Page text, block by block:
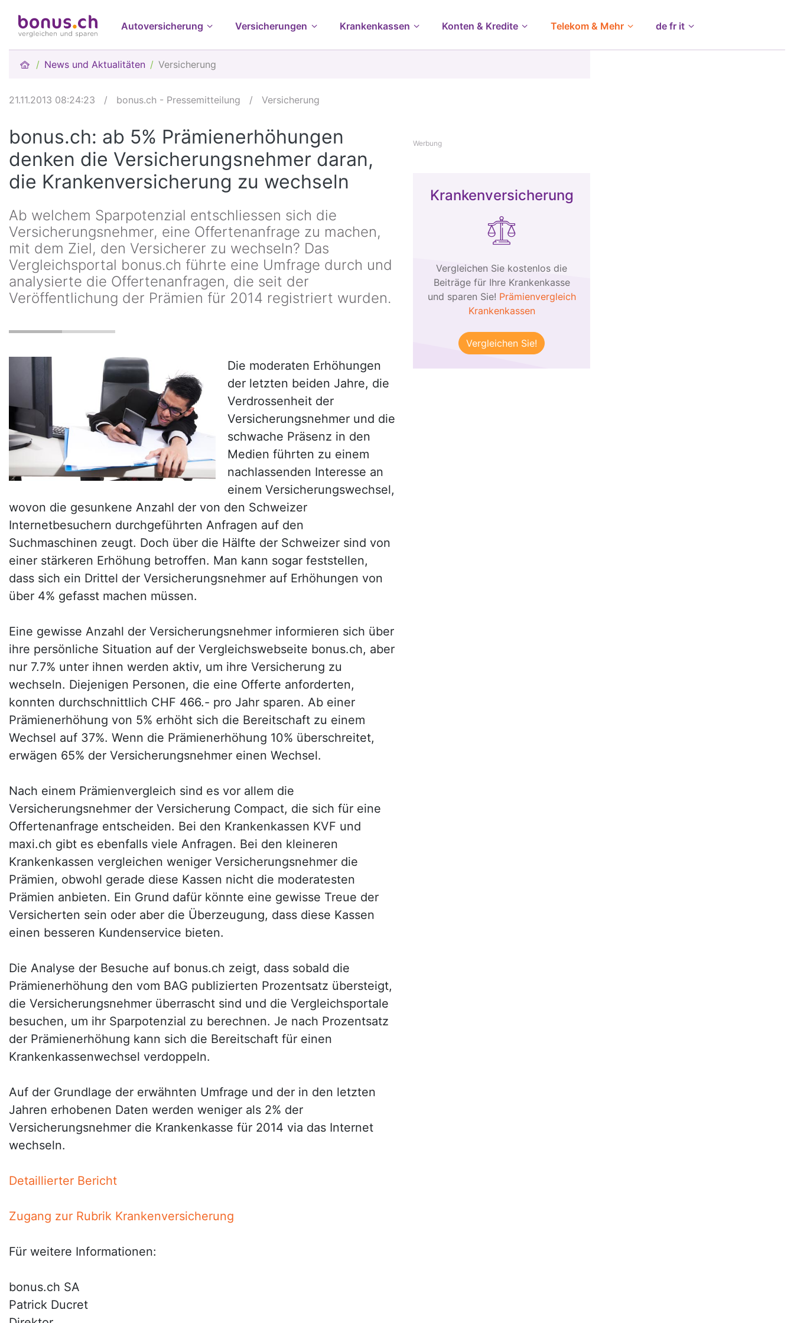
Autoversicherung Versicherungen Krankenkassen Konten & Kredite Telekom & Mehr de fr it
News und Aktualitäten Versicherung
21.11.2013 08:24:23 / bonus.ch - Pressemitteilung / Versicherung
bonus.ch: ab 5% Prämienerhöhungen
denken die Versicherungsnehmer daran,
die Krankenversicherung zu wechseln
Ab welchem Sparpotenzial entschliessen sich die
Versicherungsnehmer, eine Offertenanfrage zu machen,
mit dem Ziel, den Versicherer zu wechseln? Das
Vergleichsportal bonus.ch führte eine Umfrage durch und
analysierte die Offertenanfragen, die seit der
Veröffentlichung der Prämien für 2014 registriert wurden.
Die moderaten Erhöhungen
der letzten beiden Jahre, die
Verdrossenheit der
Versicherungsnehmer und die
schwache Präsenz in den
Medien führten zu einem
nachlassenden Interesse an
einem Versicherungswechsel,
wovon die gesunkene Anzahl der von den Schweizer
Internetbesuchern durchgeführten Anfragen auf den
Suchmaschinen zeugt. Doch über die Hälfte der Schweizer sind von
einer stärkeren Erhöhung betroffen. Man kann sogar feststellen,
dass sich ein Drittel der Versicherungsnehmer auf Erhöhungen von
über 4% gefasst machen müssen.
Eine gewisse Anzahl der Versicherungsnehmer informieren sich über
ihre persönliche Situation auf der Vergleichswebseite bonus.ch, aber
nur 7.7% unter ihnen werden aktiv, um ihre Versicherung zu
wechseln. Diejenigen Personen, die eine Offerte anforderten,
konnten durchschnittlich CHF 466.- pro Jahr sparen. Ab einer
Prämienerhöhung von 5% erhöht sich die Bereitschaft zu einem
Wechsel auf 37%. Wenn die Prämienerhöhung 10% überschreitet,
erwägen 65% der Versicherungsnehmer einen Wechsel.
Nach einem Prämienvergleich sind es vor allem die
Versicherungsnehmer der Versicherung Compact, die sich für eine
Offertenanfrage entscheiden. Bei den Krankenkassen KVF und
maxi.ch gibt es ebenfalls viele Anfragen. Bei den kleineren
Krankenkassen vergleichen weniger Versicherungsnehmer die
Prämien, obwohl gerade diese Kassen nicht die moderatesten
Prämien anbieten. Ein Grund dafür könnte eine gewisse Treue der
Versicherten sein oder aber die Überzeugung, dass diese Kassen
einen besseren Kundenservice bieten.
Die Analyse der Besuche auf bonus.ch zeigt, dass sobald die
Prämienerhöhung den vom BAG publizierten Prozentsatz übersteigt,
die Versicherungsnehmer überrascht sind und die Vergleichsportale
besuchen, um ihr Sparpotenzial zu berechnen. Je nach Prozentsatz
der Prämienerhöhung kann sich die Bereitschaft für einen
Krankenkassenwechsel verdoppeln.
Auf der Grundlage der erwähnten Umfrage und der in den letzten
Jahren erhobenen Daten werden weniger als 2% der
Versicherungsnehmer die Krankenkasse für 2014 via das Internet
wechseln.
Detaillierter Bericht
Zugang zur Rubrik Krankenversicherung
Für weitere Informationen:
bonus.ch SA
Patrick Ducret
Werbung
Krankenversicherung
Vergleichen Sie kostenlos die
Beiträge für Ihre Krankenkasse
und sparen Sie! Prämienvergleich
Krankenkassen
Vergleichen Sie!